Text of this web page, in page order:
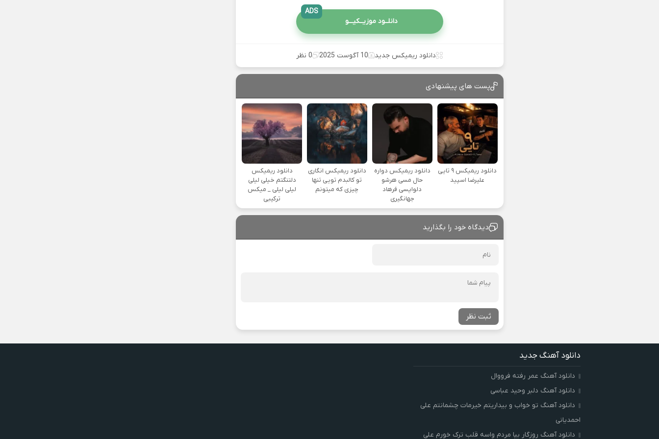
دانلــود موزیــکیـــو
ADS
دانلود ریمیکس جدید 10 آگوست 2025 0 نظر
پست های پیشنهادی
دانلود ریمیکس ۹ تایی
علیرضا اسپید
دانلود ریمیکس دواره
حال مسی هرشو
دلواپسی فرهاد
جهانگیری
دانلود ریمیکس انگاری
تو کالبدم تویی تنها
چیزی که میتونم
دانلود ریمیکس
دلتنگتم خیلی لیلی
لیلی لیلی _ میکس
ترکیبی
دیدگاه خود را بگذارید
ثبت نظر
دانلود آهنگ جدید
دانلود آهنگ عمر رفته فرووال
دانلود آهنگ دلبر وحید عباسی
دانلود آهنگ تو خواب و بیداریتم خیرمات چشمانتم علی
احمدیانی
دانلود آهنگ روزگار بیا مردم واسه قلب ترک خورم علی